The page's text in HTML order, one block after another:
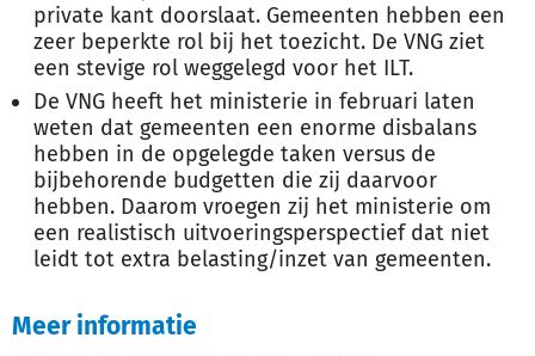
private kant doorslaat. Gemeenten hebben een
zeer beperkte rol bij het toezicht. De VNG ziet
een stevige rol weggelegd voor het ILT.
De VNG heeft het ministerie in februari laten
weten dat gemeenten een enorme disbalans
hebben in de opgelegde taken versus de
bijbehorende budgetten die zij daarvoor
hebben. Daarom vroegen zij het ministerie om
een realistisch uitvoeringsperspectief dat niet
leidt tot extra belasting/inzet van gemeenten.
Meer informatie